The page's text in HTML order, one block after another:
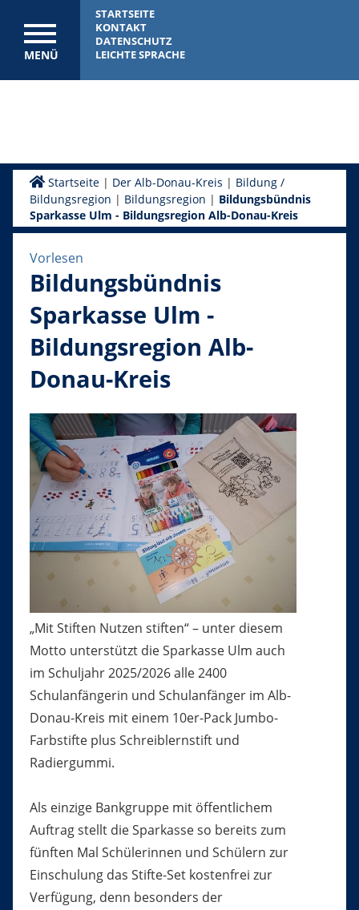
MENÜ
STARTSEITE
KONTAKT
DATENSCHUTZ
LEICHTE SPRACHE
Startseite| Der Alb-Donau-Kreis | Bildung /
Bildungsregion | Bildungsregion | Bildungsbündnis
Sparkasse Ulm - Bildungsregion Alb-Donau-Kreis
Vorlesen
Bildungsbündnis
Sparkasse Ulm -
Bildungsregion Alb-
Donau-Kreis
„Mit Stiften Nutzen stiften“ – unter diesem
Motto unterstützt die Sparkasse Ulm auch
im Schuljahr 2025/2026 alle 2400
Schulanfängerin und Schulanfänger im Alb-
Donau-Kreis mit einem 10er-Pack Jumbo-
Farbstifte plus Schreiblernstift und
Radiergummi.
Als einzige Bankgruppe mit öffentlichem
Auftrag stellt die Sparkasse so bereits zum
fünften Mal Schülerinnen und Schülern zur
Einschulung das Stifte-Set kostenfrei zur
Verfügung, denn besonders der